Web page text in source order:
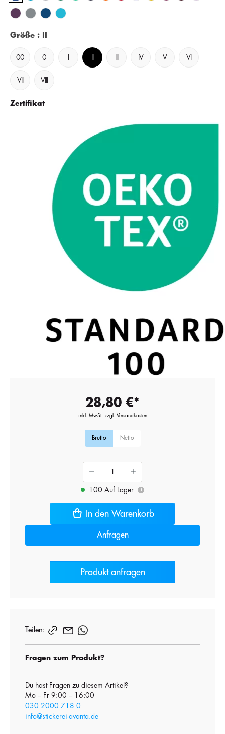
Größe : II
00 0 IV V VI
VII VIII
Zertifikat
28,80 €*
inkl. MwSt. zzgl. Versandkosten
Brutto Netto
100 Auf Lager i
In den Warenkorb
Anfragen
Produkt anfragen
Teilen:
Fragen zum Produkt?
Du hast Fragen zu diesem Artikel?
Mo – Fr 9:00 – 16:00
030 2000 718 0
info@stickerei-avanta.de